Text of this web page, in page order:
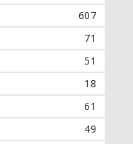
607
71
51
18
61
49